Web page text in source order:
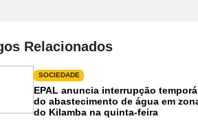
Relacionados
SOCIEDADE
EPAL anuncia interrupção
do abastecimento de água em
do Kilamba na quinta-feira